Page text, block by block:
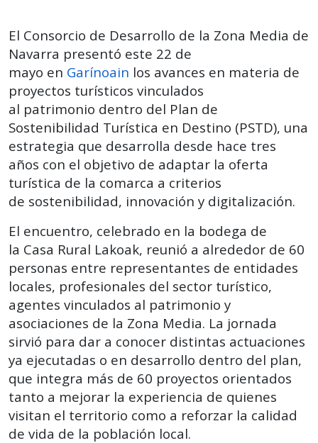
El Consorcio de Desarrollo de la Zona Media de
Navarra presentó este 22 de
mayo en Garínoain los avances en materia de
proyectos turísticos vinculados
al patrimonio dentro del Plan de
Sostenibilidad Turística en Destino (PSTD), una
estrategia que desarrolla desde hace tres
años con el objetivo de adaptar la oferta
turística de la comarca a criterios
de sostenibilidad, innovación y digitalización.
El encuentro, celebrado en la bodega de
la Casa Rural Lakoak, reunió a alrededor de 60
personas entre representantes de entidades
locales, profesionales del sector turístico,
agentes vinculados al patrimonio y
asociaciones de la Zona Media. La jornada
sirvió para dar a conocer distintas actuaciones
ya ejecutadas o en desarrollo dentro del plan,
que integra más de 60 proyectos orientados
tanto a mejorar la experiencia de quienes
visitan el territorio como a reforzar la calidad
de vida de la población local.